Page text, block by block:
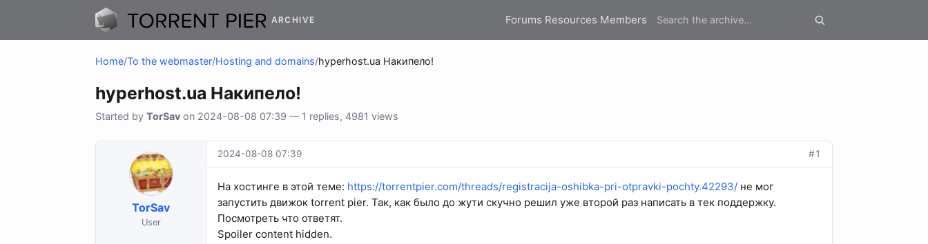
ARCHIVE Forums Resources Members
Home/To the webmaster/Hosting and domains/hyperhost.ua Накипело!
hyperhost.ua Накипело!
Started by TorSav on 2024-08-08 07:39 — 1 replies, 4981 views
TorSav
User
2024-08-08 07:39 #1
На хостинге в этой теме: https://torrentpier.com/threads/registracija-oshibka-pri-otpravki-pochty.42293/ не мог
запустить движок torrent pier. Так, как было до жути скучно решил уже второй раз написать в тек поддержку.
Посмотреть что ответят.
Spoiler content hidden.